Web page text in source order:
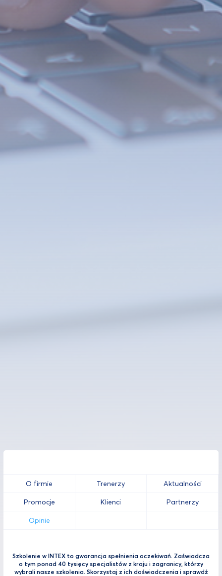
O firmie Trenerzy Aktualności
Promocje Klienci Partnerzy
Opinie
Szkolenie w INTEX to gwarancja spełnienia oczekiwań. Zaświadcza
o tym ponad 40 tysięcy specjalistów z kraju i zagranicy, którzy
wybrali nasze szkolenia. Skorzystaj z ich doświadczenia i sprawdź